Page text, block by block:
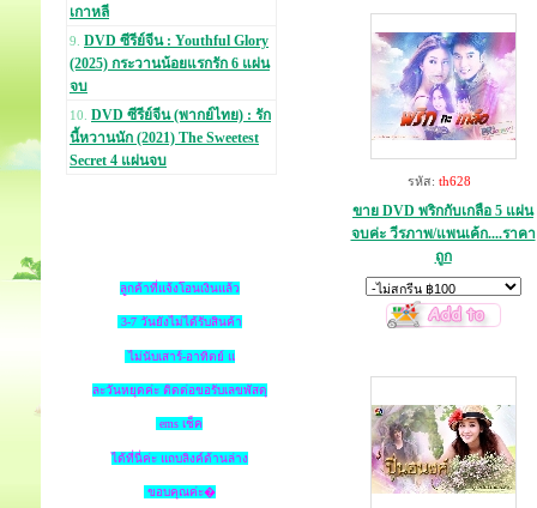
เกาหลี
9. DVD ซีรีย์จีน : Youthful Glory
(2025) กระวานน้อยแรกรัก 6 แผ่น
จบ
10. DVD ซีรีย์จีน (พากย์ไทย) : รัก
นี้หวานนัก (2021) The Sweetest
Secret 4 แผ่นจบ
ลูกค้าที่แจ้งโอนเงินแล้ว
3-7 วันยังไม่ได้รับสินค้า
ไม่นับเสาร์-อาทิตย์ แ
ละวันหยุดค่ะ ติดต่อขอรับเลขพัสดุ
ems เช็ค
ได้ที่นี่ค่ะ แถบลิงค์ด้านล่าง
ขอบคุณค่ะ�
รหัส: th628
ขาย DVD พริกกับเกลือ 5 แผ่น
จบค่ะ วีรภาพ/แพนเค้ก....ราคา
ถูก